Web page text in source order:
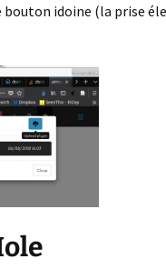
idoine (la prise